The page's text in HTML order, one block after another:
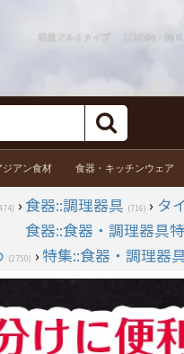
軽量アルミタイプ 〔口径約：約
ジアン食材 食器・キッチンウェア
›食器::調理器具 (716) › タ
食器::食器・調理器具
(2750) ›特集::食器・調理器